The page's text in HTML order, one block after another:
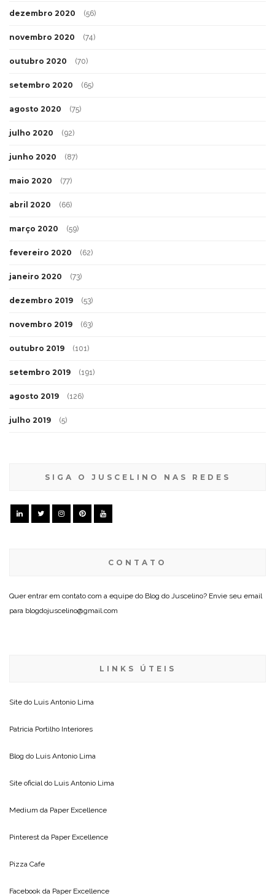
dezembro 2020 (56)
novembro 2020 (74)
outubro 2020 (70)
setembro 2020 (65)
agosto 2020 (75)
julho 2020 (92)
junho 2020 (87)
maio 2020 (77)
abril 2020 (66)
março 2020 (59)
fevereiro 2020 (62)
janeiro 2020 (73)
dezembro 2019 (53)
novembro 2019 (63)
outubro 2019 (101)
setembro 2019 (191)
agosto 2019 (126)
julho 2019 (5)
SIGA O JUSCELINO NAS REDES
CONTATO
Quer entrar em contato com a equipe do Blog do Juscelino? Envie seu email
para blogdojuscelino@gmail.com
LINKS ÚTEIS
Site do Luis Antonio Lima
Patricia Portilho Interiores
Blog do Luis Antonio Lima
Site oficial do Luis Antonio Lima
Medium da Paper Excellence
Pinterest da Paper Excellence
Pizza Cafe
Facebook da Paper Excellence